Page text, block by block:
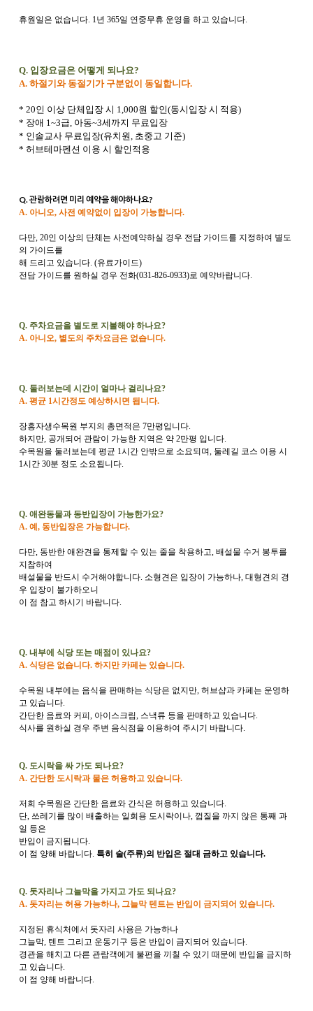
휴원일은 없습니다. 1년 365일 연중무휴 운영을 하고 있습니다.
Q. 입장요금은 어떻게 되나요?
A. 하절기와 동절기가 구분없이 동일합니다.
* 20인 이상 단체입장 시 1,000원 할인(동시입장 시 적용)
* 장애 1~3급, 아동~3세까지 무료입장
* 인솔교사 무료입장(유치원, 초중고 기준)
* 허브테마펜션 이용 시 할인적용
Q. 관람하려면 미리 예약을 해야하나요?
A. 아니오, 사전 예약없이 입장이 가능합니다.
다만, 20인 이상의 단체는 사전예약하실 경우 전담 가이드를 지정하여 별도
의 가이드를
해 드리고 있습니다. (유료가이드)
전담 가이드를 원하실 경우 전화(031-826-0933)로 예약바랍니다.
Q. 주차요금을 별도로 지불해야 하나요?
A. 아니오, 별도의 주차요금은 없습니다.
Q. 둘러보는데 시간이 얼마나 걸리나요?
A. 평균 1시간정도 예상하시면 됩니다.
장흥자생수목원 부지의 총면적은 7만평입니다.
하지만, 공개되어 관람이 가능한 지역은 약 2만평 입니다.
수목원을 둘러보는데 평균 1시간 안밖으로 소요되며, 둘레길 코스 이용 시
1시간 30분 정도 소요됩니다.
Q. 애완동물과 동반입장이 가능한가요?
A. 예, 동반입장은 가능합니다.
다만, 동반한 애완견을 통제할 수 있는 줄을 착용하고, 배설물 수거 봉투를
지참하여
배설물을 반드시 수거해야합니다. 소형견은 입장이 가능하나, 대형견의 경
우 입장이 불가하오니
이 점 참고 하시기 바랍니다.
Q. 내부에 식당 또는 매점이 있나요?
A. 식당은 없습니다. 하지만 카페는 있습니다.
수목원 내부에는 음식을 판매하는 식당은 없지만, 허브샵과 카페는 운영하
고 있습니다.
간단한 음료와 커피, 아이스크림, 스낵류 등을 판매하고 있습니다.
식사를 원하실 경우 주변 음식점을 이용하여 주시기 바랍니다.
Q. 도시락을 싸 가도 되나요?
A. 간단한 도시락과 물은 허용하고 있습니다.
저희 수목원은 간단한 음료와 간식은 허용하고 있습니다.
단, 쓰레기를 많이 배출하는 일회용 도시락이나, 껍질을 까지 않은 통째 과
일 등은
반입이 금지됩니다.
이 점 양해 바랍니다. 특히 술(주류)의 반입은 절대 금하고 있습니다.
Q. 돗자리나 그늘막을 가지고 가도 되나요?
A. 돗자리는 허용 가능하나, 그늘막 텐트는 반입이 금지되어 있습니다.
지정된 휴식처에서 돗자리 사용은 가능하나
그늘막, 텐트 그리고 운동기구 등은 반입이 금지되어 있습니다.
경관을 해치고 다른 관람객에게 불편을 끼칠 수 있기 때문에 반입을 금지하
고 있습니다.
이 점 양해 바랍니다.